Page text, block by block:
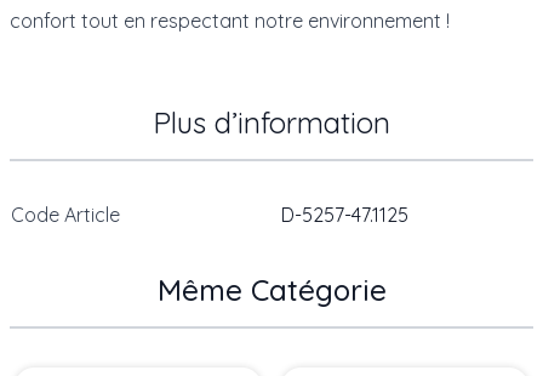
confort tout en respectant notre environnement !
Plus d’information
Code Article D-5257-47.1125
Même Catégorie